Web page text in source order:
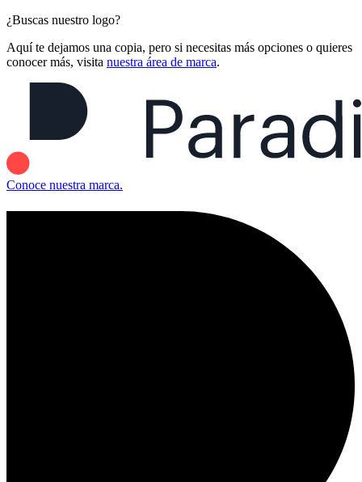
¿Buscas nuestro logo?
Aquí te dejamos una copia, pero si necesitas más opciones o quieres
conocer más, visita nuestra área de marca.
Conoce nuestra marca.